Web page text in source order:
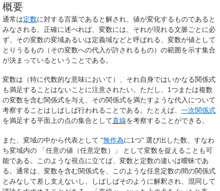
概要
通常は定数に対する言葉であると解され、値が変化するものであると
みなされる。正確に述べれば、変数には、それが現れる文脈ごとに必
ず、その変数の変域あるいは定義域などと呼ばれる、変数が値として
とりうるもの（その変数への代入が許されるもの）の範囲を示す集合
が決まっているということである。
変数は（特に代数的な意味において）、それ自身ではいかなる関係式
も満足することはないことに注意されたい。ただし、1つまたは複数
の変数を含む関係式を与え、その関係式を満たすような代入について
考察することはしばしば行われることである。たとえば、 一次関係式
を満足する平面上の点の集合として直線を考察することができる。
また、変域の中から代表として "無作為に1つ" 選び出した数、すなわ
ち変域内の 「任意の値（任意定数）」 として変数を捉えることも可
能である。このような視点に立てば、変数と定数の違いは曖昧であ
る。通常は、変数を含む関係式を、このような任意定数の間の関係式
とみなして差し支えないし、しばしばそのように解釈され、混同して